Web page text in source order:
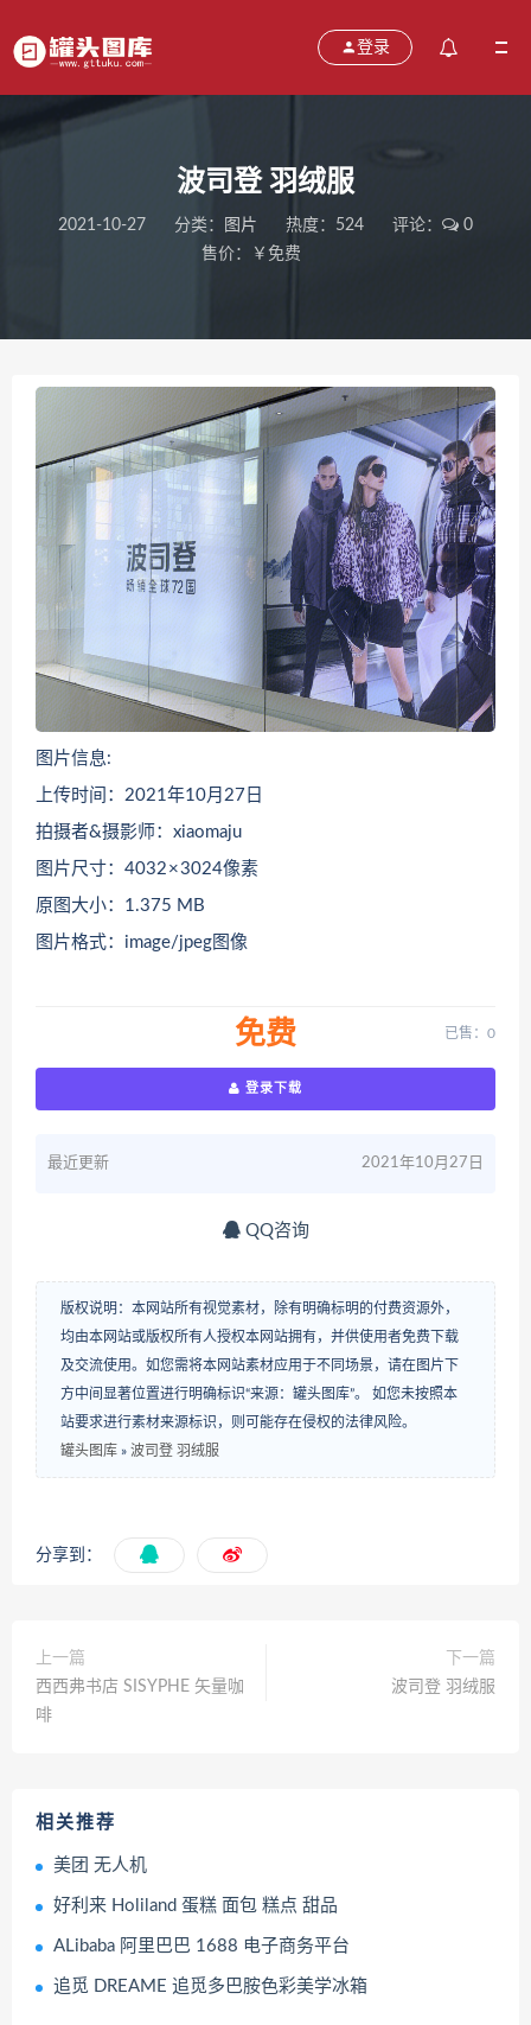
登录
波司登 羽绒服
2021-10-27 分类： 图片 热度：524 评论：
0
售价：￥免费
图片信息:
上传时间：2021年10月27日
拍摄者&摄影师：xiaomaju
图片尺寸：4032 × 3024像素
原图大小：1.375 MB
图片格式：image/jpeg图像
免费 已售：0
登录下载
最近更新 2021年10月27日
QQ咨询
版权说明：本网站所有视觉素材，除有明确标明的付费资源外，
均由本网站或版权所有人授权本网站拥有，并供使用者免费下载
及交流使用。如您需将本网站素材应用于不同场景，请在图片下
方中间显著位置进行明确标识“来源：罐头图库”。 如您未按照本
站要求进行素材来源标识，则可能存在侵权的法律风险。
罐头图库 » 波司登 羽绒服
分享到：
上一篇
西西弗书店 SISYPHE 矢量咖
啡
下一篇
波司登 羽绒服
相关推荐
美团 无人机
好利来 Holiland 蛋糕 面包 糕点 甜品
ALibaba 阿里巴巴 1688 电子商务平台
追觅 DREAME 追觅多巴胺色彩美学冰箱